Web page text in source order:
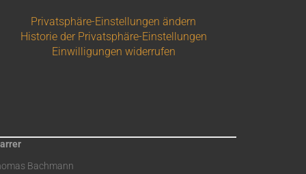
Privatsphäre-Einstellungen ändern
Historie der Privatsphäre-Einstellungen
Einwilligungen widerrufen
Bachmann